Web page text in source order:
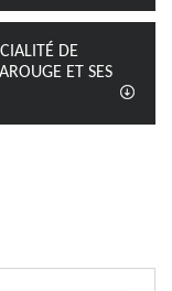
DE
ET SES